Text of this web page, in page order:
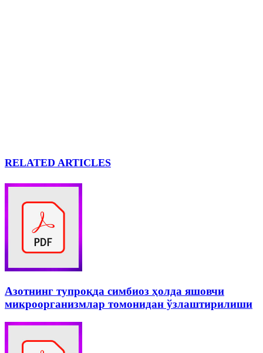
RELATED ARTICLES
Азотнинг тупроқда симбиоз ҳолда яшовчи
микроорганизмлар томонидан ўзлаштирилиши